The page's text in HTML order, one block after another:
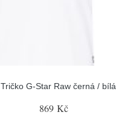
Tričko G-Star Raw černá / bílá
869 Kč